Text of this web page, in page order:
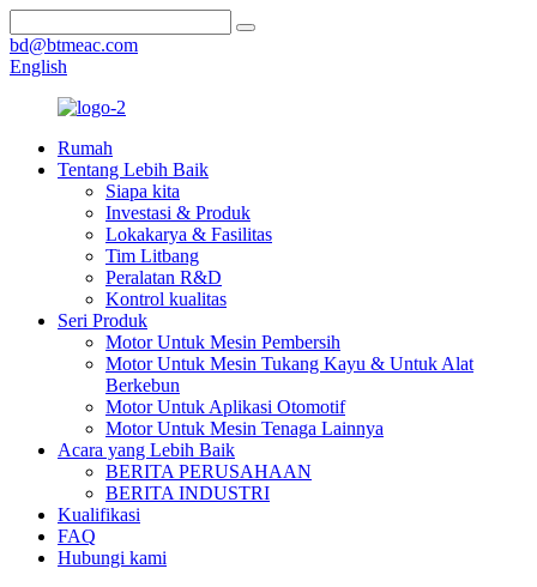
bd@btmeac.com
English
Rumah
Tentang Lebih Baik
Siapa kita
Investasi & Produk
Lokakarya & Fasilitas
Tim Litbang
Peralatan R&D
Kontrol kualitas
Seri Produk
Motor Untuk Mesin Pembersih
Motor Untuk Mesin Tukang Kayu & Untuk Alat
Berkebun
Motor Untuk Aplikasi Otomotif
Motor Untuk Mesin Tenaga Lainnya
Acara yang Lebih Baik
BERITA PERUSAHAAN
BERITA INDUSTRI
Kualifikasi
FAQ
Hubungi kami